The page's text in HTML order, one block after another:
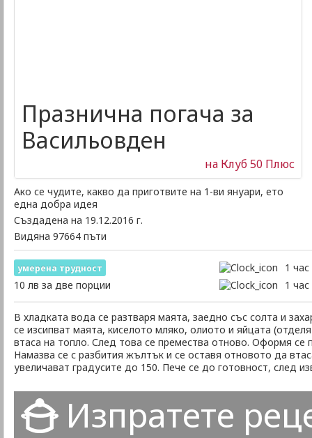
Празнична погача за
Васильовден
на Клуб 50 Плюс
Ако се чудите, какво да приготвите на 1-ви януари, ето
една добра идея
Създадена на 19.12.2016 г.
Видяна 97664 пъти
умеренa трудност
1
10 лв за две порции
1
В хладката вода се разтваря маята, заедно със солта и
се изсипват маята, киселото мляко, олиото и яйцата
втаса на топло. След това се премества отново. Оформя се
Намазва се с разбития жълтък и се оставя отновото да
увеличават градусите до 150. Пече се до готовност, след
Изпратете